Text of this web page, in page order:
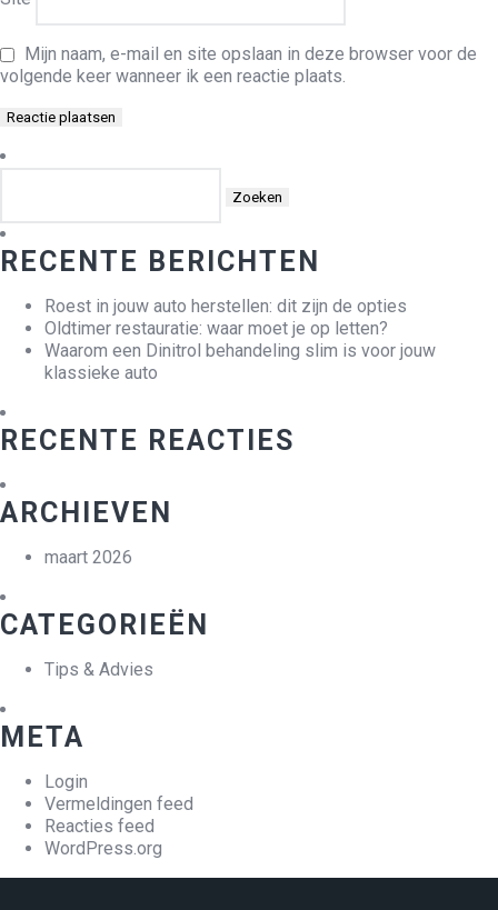
Mijn naam, e-mail en site opslaan in deze browser voor de
volgende keer wanneer ik een reactie plaats.
RECENTE BERICHTEN
Roest in jouw auto herstellen: dit zijn de opties
Oldtimer restauratie: waar moet je op letten?
Waarom een Dinitrol behandeling slim is voor jouw
klassieke auto
RECENTE REACTIES
ARCHIEVEN
maart 2026
CATEGORIEËN
Tips & Advies
META
Login
Vermeldingen feed
Reacties feed
WordPress.org